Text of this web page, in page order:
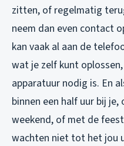
zitten, of regelmatig
neem dan even contact
kan vaak al aan de
wat je zelf kunt
apparatuur nodig is. En
binnen een half uur bij je,
weekend, of met de
wachten niet tot het jou